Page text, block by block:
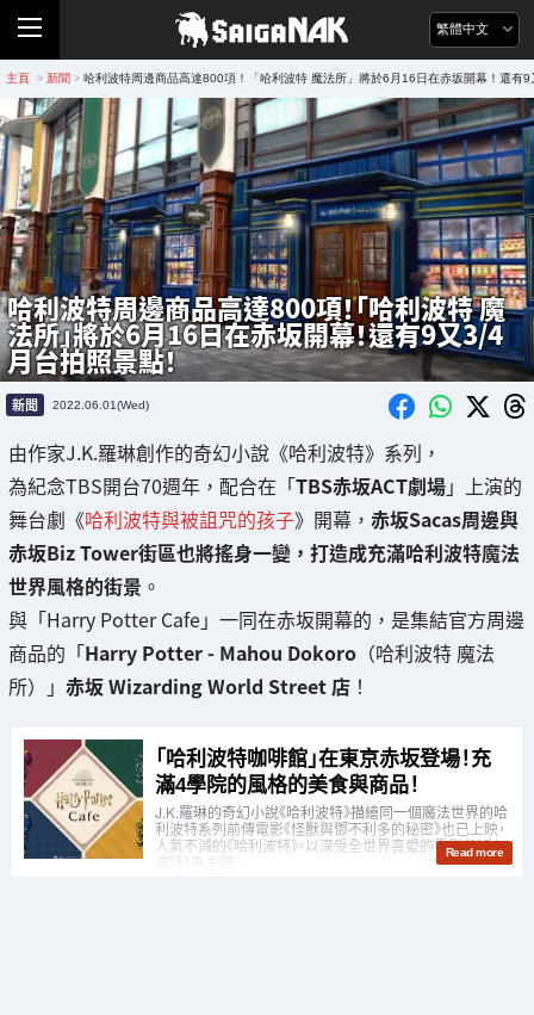
繁體中文
主頁 > 新聞 > 哈利波特周邊商品高達800項！「哈利波特 魔法所」將於6月16日在赤坂開幕！還有
哈利波特周邊商品高達800項！「哈利波特 魔
法所」將於6月16日在赤坂開幕！還有9又3/4
月台拍照景點！
新聞 2022.06.01(Wed)
由作家J.K.羅琳創作的奇幻小說《哈利波特》系列，
為紀念TBS開台70週年，配合在「TBS赤坂ACT劇場」上演的
舞台劇《哈利波特與被詛咒的孩子》開幕， 赤坂Sacas周邊與
赤坂Biz Tower街區也將搖身一變，打造成充滿哈利波特魔法
世界風格的街景 。
與「Harry Potter Cafe」一同在赤坂開幕的，是集結官方周邊
商品的「Harry Potter - Mahou Dokoro （哈利波特 魔法
所）」 赤坂 Wizarding World Street 店 ！